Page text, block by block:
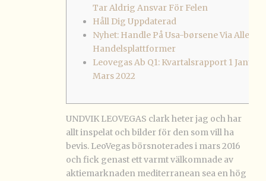
Tar Aldrig Ansvar För Felen
Håll Dig Uppdaterad
Nyhet: Handle På Usa-børsene Via Alle
Handelsplattformer
Leovegas Ab Q1: Kvartalsrapport 1 Januari
Mars 2022
UNDVIK LEOVEGAS clark heter jag och har
allt inspelat och bilder för den som vill ha
bevis. LeoVegas börsnoterades i mars 2016
och fick genast ett varmt välkomnade av
aktiemarknaden mediterranean sea en hög